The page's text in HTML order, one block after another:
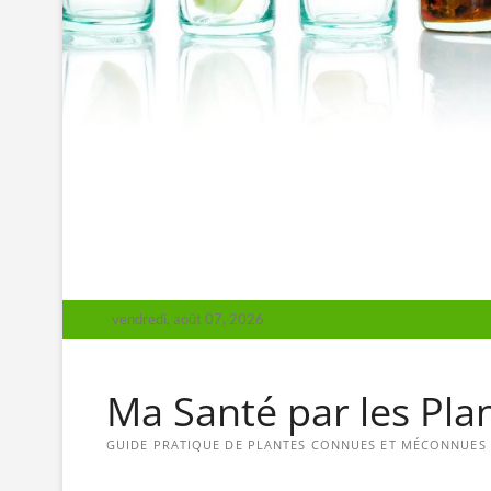
vendredi, août 07, 2026
Ma Santé par les
GUIDE PRATIQUE DE PLANTES CONNUES ET MÉCONNUES